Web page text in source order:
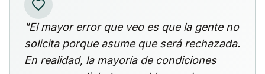
"El mayor error que veo es que la gente no
solicita porque asume que será rechazada.
En realidad, la mayoría de condiciones